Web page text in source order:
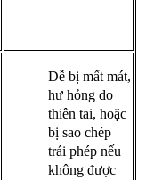
Dễ bị mất mát,
hư hỏng do
thiên tai, hoặc
bị sao chép
trái phép nếu
không được